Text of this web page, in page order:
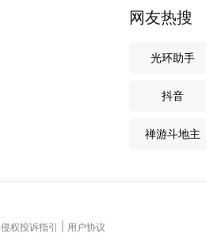
网友热搜
光环助手
抖音
禅游斗地主
侵权投诉指引 用户协议